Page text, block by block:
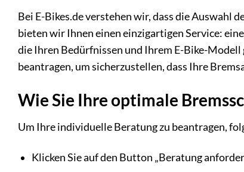
Bei E-Bikes.de verstehen wir, dass die Auswahl
bieten wir Ihnen einen einzigartigen Service:
die Ihren Bedürfnissen und Ihrem E-Bike-
beantragen, um sicherzustellen, dass Ihre
Wie Sie Ihre optimale
Um Ihre individuelle Beratung zu beantragen,
Klicken Sie auf den Button „Beratung